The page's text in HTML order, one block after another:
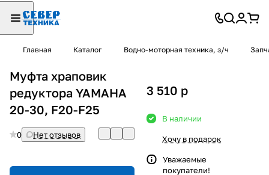
Главная Каталог Водно-моторная техника, з/ч
Муфта храповик
редуктора YAMAHA
20-30, F20-F25
0 Нет отзывов
3 510 p
В наличии
Хочу в подарок
Уважаемые
покупатели!